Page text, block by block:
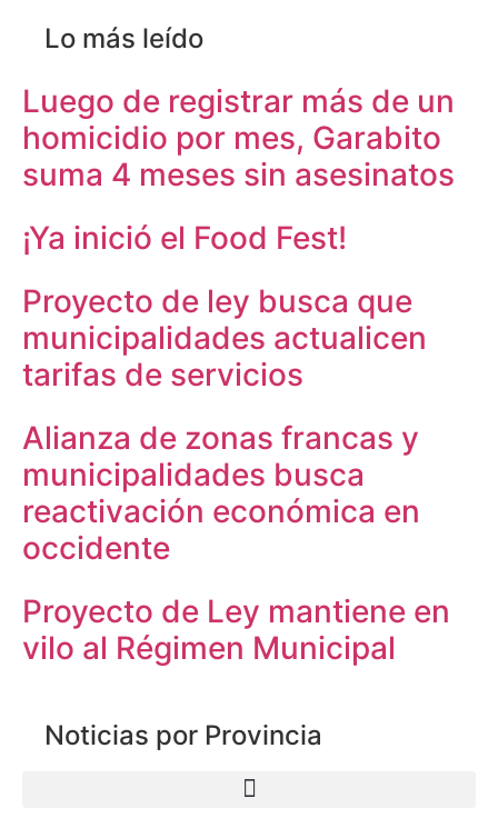
Lo más leído
Luego de registrar más de un
homicidio por mes, Garabito
suma 4 meses sin asesinatos
¡Ya inició el Food Fest!
Proyecto de ley busca que
municipalidades actualicen
tarifas de servicios
Alianza de zonas francas y
municipalidades busca
reactivación económica en
occidente
Proyecto de Ley mantiene en
vilo al Régimen Municipal
Noticias por Provincia